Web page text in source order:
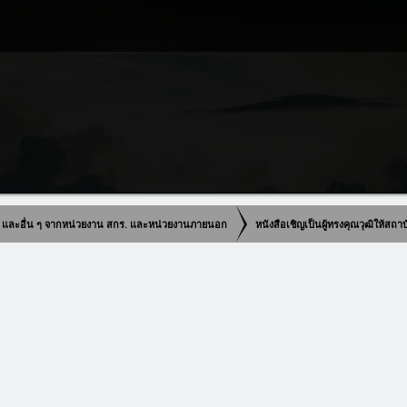
ละอื่น ๆ จากหน่วยงาน สกร. และหน่วยงานภายนอก หนังสือเชิญเป็นผู้ทรงคุณวุฒิให้สถ